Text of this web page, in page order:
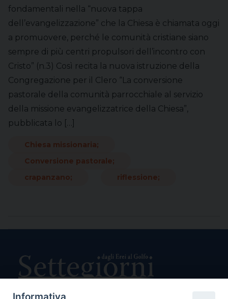
fondamentali nella “nuova tappa
dell’evangelizzazione” che la Chiesa è chiamata oggi
a promuovere, perché le comunità cristiane siano
sempre di più centri propulsori dell’incontro con
Cristo” (n.3) Così recita la nuova istruzione della
Congregazione per il Clero “La conversione
pastorale della comunità parrocchiale al servizio
della missione evangelizzatrice della Chiesa”,
pubblicata lo […]
Chiesa missionaria;
Conversione pastorale;
crapanzano;
riflessione;